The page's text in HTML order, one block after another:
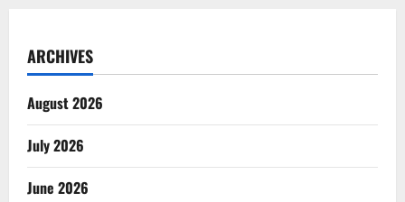
ARCHIVES
August 2026
July 2026
June 2026